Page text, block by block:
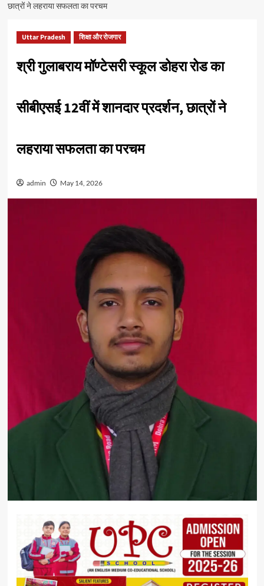
छात्रों ने लहराया सफलता का परचम
Uttar Pradesh शिक्षा और रोजगार
श्री गुलाबराय मॉण्टेसरी स्कूल डोहरा रोड का
सीबीएसई 12वीं में शानदार प्रदर्शन, छात्रों ने
लहराया सफलता का परचम
admin May 14, 2026